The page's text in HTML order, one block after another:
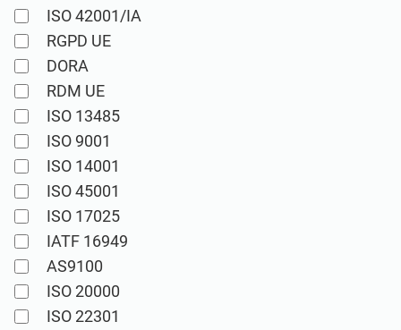
RDM UE
ISO 20000
ISO 17025
Banque et finance
Administration
Dispositifs médicaux
ISO 42001/IA
RGPD UE
DORA
RDM UE
ISO 13485
ISO 9001
ISO 14001
ISO 45001
ISO 17025
IATF 16949
AS9100
ISO 20000
ISO 22301